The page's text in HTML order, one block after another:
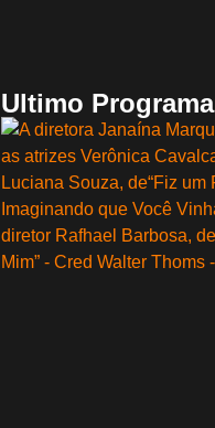
Ultimo Programa